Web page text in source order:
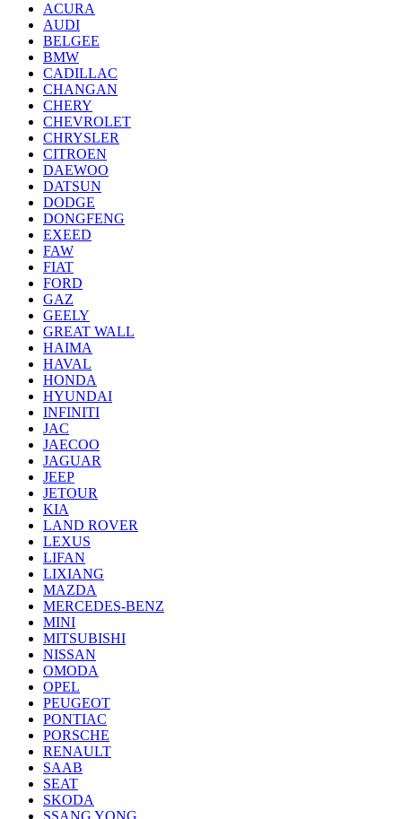
ACURA
AUDI
BELGEE
BMW
CADILLAC
CHANGAN
CHERY
CHEVROLET
CHRYSLER
CITROEN
DAEWOO
DATSUN
DODGE
DONGFENG
EXEED
FAW
FIAT
FORD
GAZ
GEELY
GREAT WALL
HAIMA
HAVAL
HONDA
HYUNDAI
INFINITI
JAC
JAECOO
JAGUAR
JEEP
JETOUR
KIA
LAND ROVER
LEXUS
LIFAN
LIXIANG
MAZDA
MERCEDES-BENZ
MINI
MITSUBISHI
NISSAN
OMODA
OPEL
PEUGEOT
PONTIAC
PORSCHE
RENAULT
SAAB
SEAT
SKODA